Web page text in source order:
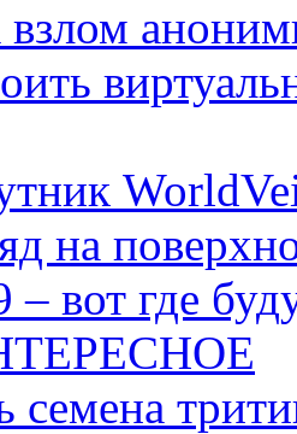
взлом
на
вот где
семена